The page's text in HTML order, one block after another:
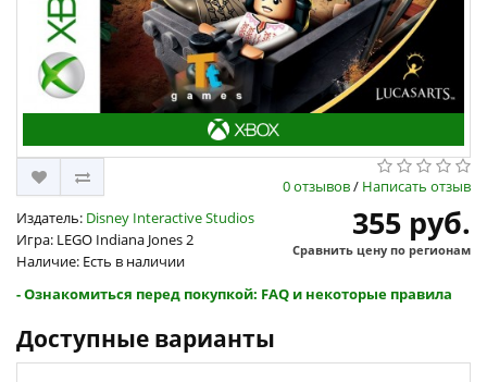
0 отзывов/ Написать отзыв
Издатель: Disney Interactive Studios
Игра: LEGO Indiana Jones 2
Наличие: Есть в наличии
355 руб.
Сравнить цену по регионам
- Ознакомиться перед покупкой: FAQ и некоторые правила
Доступные варианты